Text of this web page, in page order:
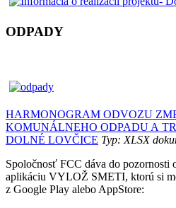
ODPADY
HARMONOGRAM ODVOZU
KOMUNÁLNEHO ODPADU A
DOLNÉ LOVČICE Typ: XLSX
Spoločnosť FCC dáva do
aplikáciu VYLOŽ SMETI, ktorú si
z Google Play alebo AppStore: